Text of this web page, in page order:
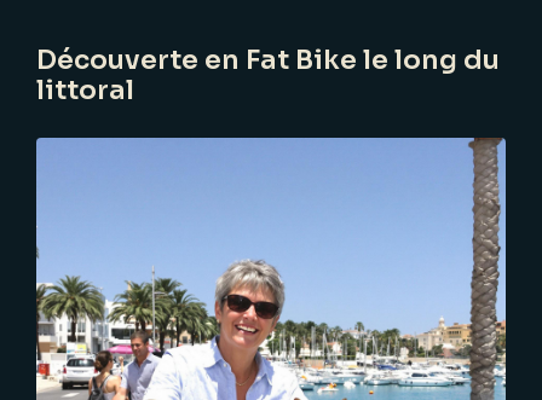
Découverte en Fat Bike le long du
littoral